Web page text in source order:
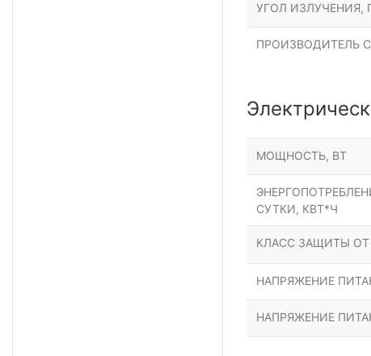
УГОЛ ИЗЛУЧЕНИЯ,
ПРОИЗВОДИТЕЛЬ
МОЩНОСТЬ, ВТ
СУТКИ, КВТ*Ч
КЛАСС ЗАЩИТЫ
НАПРЯЖЕНИЕ
НАПРЯЖЕНИЕ